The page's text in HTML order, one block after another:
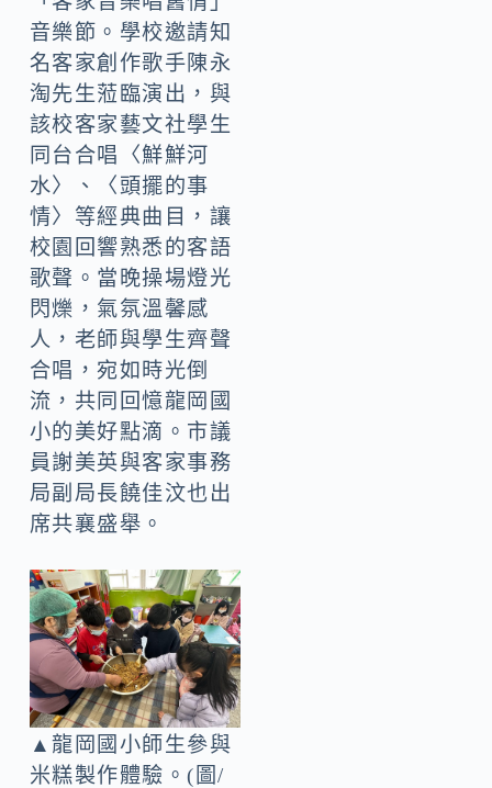
音樂節。學校邀請知
名客家創作歌手陳永
淘先生蒞臨演出，與
該校客家藝文社學生
同台合唱〈鮮鮮河
水〉、〈頭擺的事
情〉等經典曲目，讓
校園回響熟悉的客語
歌聲。當晚操場燈光
閃爍，氣氛溫馨感
人，老師與學生齊聲
合唱，宛如時光倒
流，共同回憶龍岡國
小的美好點滴。市議
員謝美英與客家事務
局副局長饒佳汶也出
席共襄盛舉。
▲龍岡國小師生參與
米糕製作體驗。(圖/